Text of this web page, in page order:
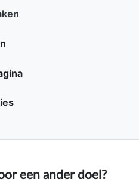
een ander doel?